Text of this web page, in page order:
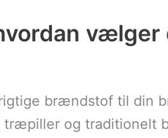
vælger
brændstof til din
og traditionelt